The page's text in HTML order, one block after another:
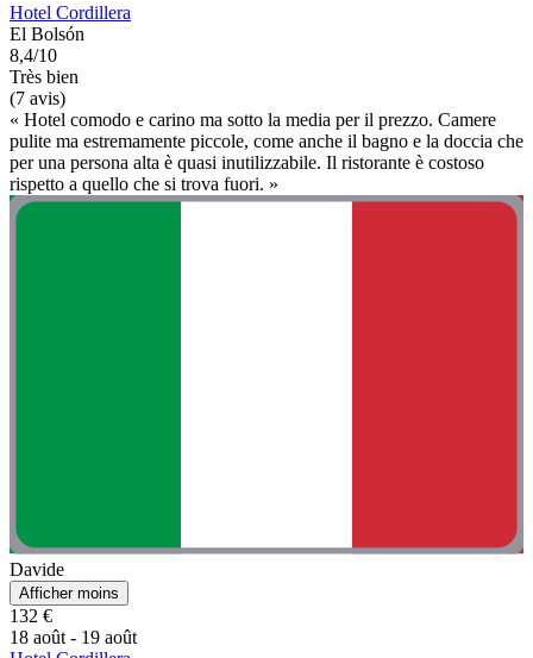
Hotel Cordillera
El Bolsón
8,4/10
Très bien
(7 avis)
« Hotel comodo e carino ma sotto la media per il prezzo. Camere
pulite ma estremamente piccole, come anche il bagno e la doccia che
per una persona alta è quasi inutilizzabile. Il ristorante è costoso
rispetto a quello che si trova fuori. »
Davide
Afficher moins
132 €
18 août - 19 août